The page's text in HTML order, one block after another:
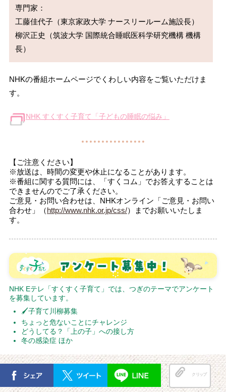
専門家：
工藤佳代子（東京家政大学 ナースリールーム施設長）
柳沢正史（筑波大学 国際統合睡眠医科学研究機構 機構
NHKの番組ホームページでくわしい内容をご覧いただけま
す。
NHK すくすく子育て「子どもの睡眠の悩み」
【ご注意ください】
※放送は、時間の変更や休止になることがあります。
※番組に関する質問には、「すくコム」でお答えすることは
できませんのでご了承ください。
ご意見・お問い合わせは、NHKオンライン「ご意見・お問い
合わせ」（http://www.nhk.or.jp/css/）までお願いいたしま
す。
NHK Eテレ「すくすく子育て」では、つぎのテーマでアンケート
を募集しています。
🖌子育て川柳募集
ちょっと危ないことにチャレンジ
どうしてる？「上の子」への接し方
冬の感染症 ほか
クリップ